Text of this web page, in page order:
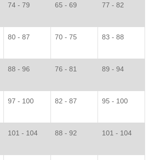
74 - 79 65 - 69 77 - 82
80 - 87 70 - 75 83 - 88
88 - 96 76 - 81 89 - 94
97 - 100 82 - 87 95 - 100
101 - 104 88 - 92 101 - 104